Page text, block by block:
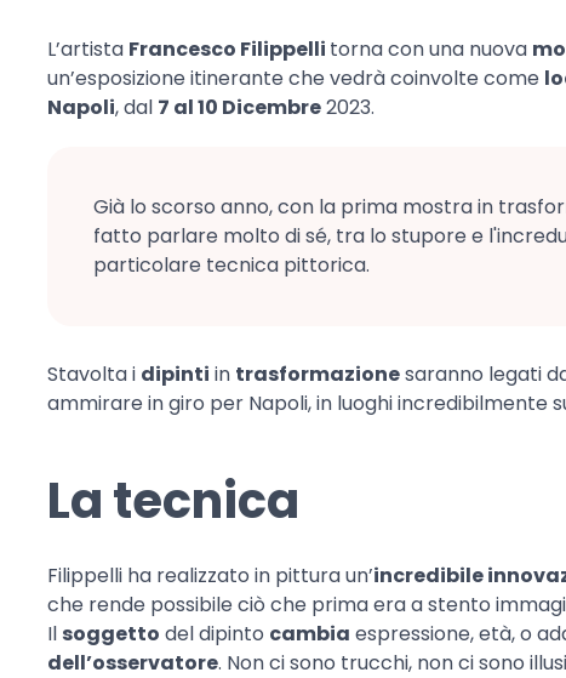
L’artista Francesco Filippelli torna con una nuova
un’esposizione itinerante che vedrà coinvolte come
Napoli, dal 7 al 10 Dicembre2023.
Già lo scorso anno, con la prima mostra in
fatto parlare molto di sé, tra lo stupore e
particolare tecnica pittorica.
Stavolta i dipinti in trasformazionesaranno legati
ammirare in giro per Napoli, in luoghi incredibilmente
La tecnica
Filippelli ha realizzato in pittura un’incredibile
che rende possibile ciò che prima era a stento
Il soggetto del dipinto cambia espressione, età, o
dell’osservatore. Non ci sono trucchi, non ci sono